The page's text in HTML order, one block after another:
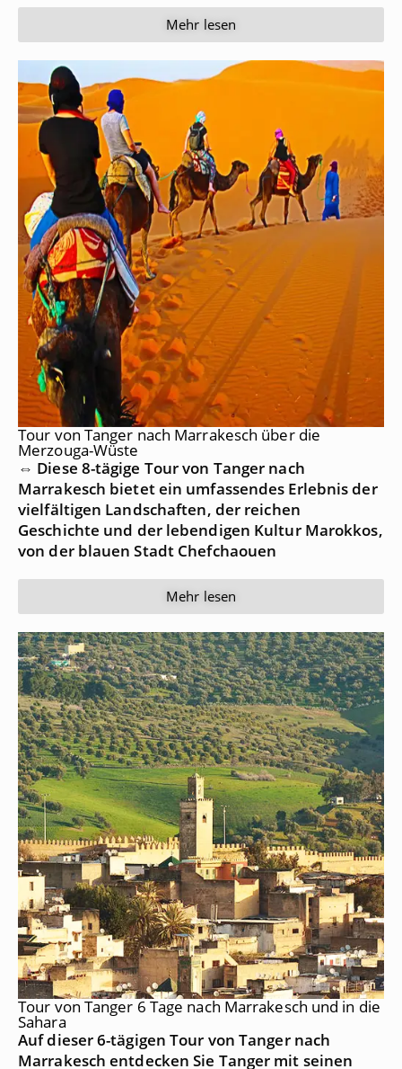
Mehr lesen
Tour von Tanger nach Marrakesch über die
Merzouga-Wüste
⇔ Diese 8-tägige Tour von Tanger nach
Marrakesch bietet ein umfassendes Erlebnis der
vielfältigen Landschaften, der reichen
Geschichte und der lebendigen Kultur Marokkos,
von der blauen Stadt Chefchaouen
Mehr lesen
Tour von Tanger 6 Tage nach Marrakesch und in die
Sahara
Auf dieser 6-tägigen Tour von Tanger nach
Marrakesch entdecken Sie Tanger mit seinen